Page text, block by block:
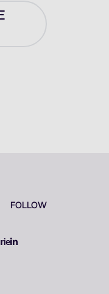
FOLLOW